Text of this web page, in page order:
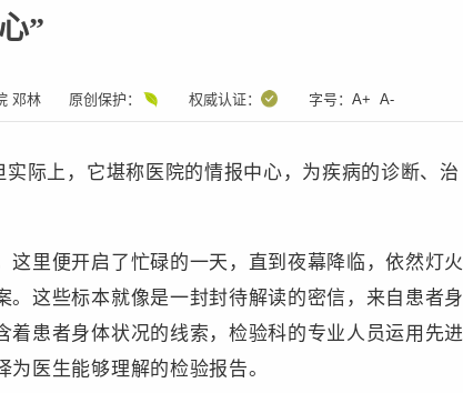
”
邓林 原创保护： 权威认证： 字号： A+ A-
际上，它堪称医院的情报中心，为疾病的诊断、治
里便开启了忙碌的一天，直到夜幕降临，依然灯火
这些标本就像是一封封待解读的密信，来自患者身
患者身体状况的线索，检验科的专业人员运用先进
医生能够理解的检验报告。